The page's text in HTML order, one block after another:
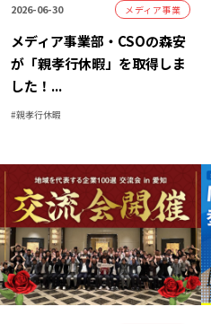
2026-06-30 メディア事業
メディア事業部・CSOの森安
が「親孝行休暇」を取得しま
した！ ...
#親孝行休暇